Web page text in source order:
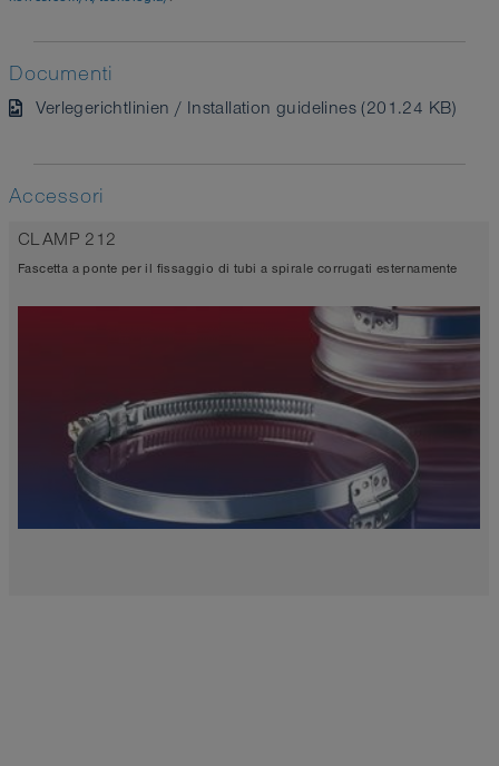
Documenti
Verlegerichtlinien / Installation guidelines (201.24 KB)
Accessori
CLAMP 212
Fascetta a ponte per il fissaggio di tubi a spirale corrugati esternamente